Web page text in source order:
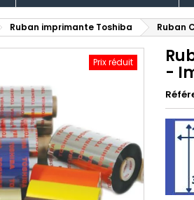
Ruban imprimante Toshiba Ruban
Prix réduit -